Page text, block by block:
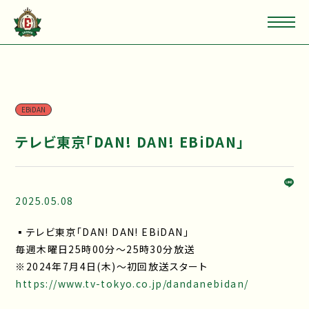
EBiDAN
テレビ東京「DAN! DAN! EBiDAN」
2025.05.08
▪テレビ東京「DAN! DAN! EBiDAN」
毎週木曜日25時00分～25時30分放送
※2024年7月4日(木)～初回放送スタート
https://www.tv-tokyo.co.jp/dandanebidan/